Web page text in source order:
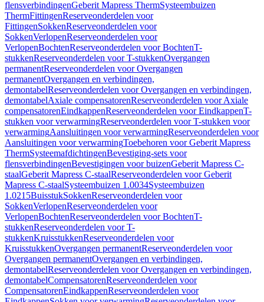
flensverbindingenGeberit Mapress ThermSysteembuizen
ThermFittingenReserveonderdelen voor
FittingenSokkenReserveonderdelen voor
SokkenVerlopenReserveonderdelen voor
VerlopenBochtenReserveonderdelen voor BochtenT-
stukkenReserveonderdelen voor T-stukkenOvergangen
permanentReserveonderdelen voor Overgangen
permanentOvergangen en verbindingen,
demontabelReserveonderdelen voor Overgangen en verbindingen,
demontabelAxiale compensatorenReserveonderdelen voor Axiale
compensatorenEindkappenReserveonderdelen voor EindkappenT-
stukken voor verwarmingReserveonderdelen voor T-stukken voor
verwarmingAansluitingen voor verwarmingReserveonderdelen voor
Aansluitingen voor verwarmingToebehoren voor Geberit Mapress
ThermSysteemafdichtingenBevestiging-sets voor
flensverbindingenBevestigingen voor buizenGeberit Mapress C-
staalGeberit Mapress C-staalReserveonderdelen voor Geberit
Mapress C-staalSysteembuizen 1.0034Systeembuizen
1.0215BuisstukSokkenReserveonderdelen voor
SokkenVerlopenReserveonderdelen voor
VerlopenBochtenReserveonderdelen voor BochtenT-
stukkenReserveonderdelen voor T-
stukkenKruisstukkenReserveonderdelen voor
KruisstukkenOvergangen permanentReserveonderdelen voor
Overgangen permanentOvergangen en verbindingen,
demontabelReserveonderdelen voor Overgangen en verbindingen,
demontabelCompensatorenReserveonderdelen voor
CompensatorenEindkappenReserveonderdelen voor